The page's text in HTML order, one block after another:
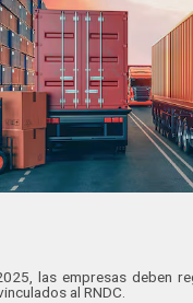
las empresas deben
al RNDC.